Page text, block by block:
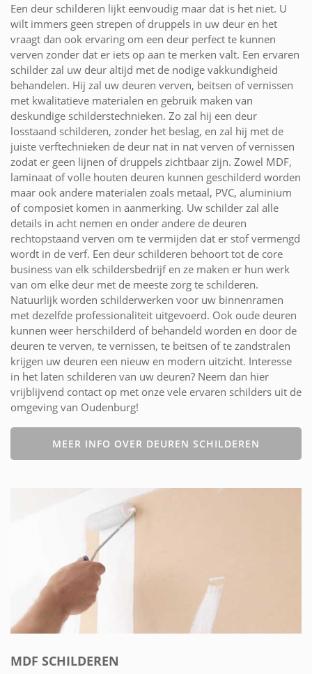
Een deur schilderen lijkt eenvoudig maar dat is het niet. U
wilt immers geen strepen of druppels in uw deur en het
vraagt dan ook ervaring om een deur perfect te kunnen
verven zonder dat er iets op aan te merken valt. Een ervaren
schilder zal uw deur altijd met de nodige vakkundigheid
behandelen. Hij zal uw deuren verven, beitsen of vernissen
met kwalitatieve materialen en gebruik maken van
deskundige schilderstechnieken. Zo zal hij een deur
losstaand schilderen, zonder het beslag, en zal hij met de
juiste verftechnieken de deur nat in nat verven of vernissen
zodat er geen lijnen of druppels zichtbaar zijn. Zowel MDF,
laminaat of volle houten deuren kunnen geschilderd worden
maar ook andere materialen zoals metaal, PVC, aluminium
of composiet komen in aanmerking. Uw schilder zal alle
details in acht nemen en onder andere de deuren
rechtopstaand verven om te vermijden dat er stof vermengd
wordt in de verf. Een deur schilderen behoort tot de core
business van elk schildersbedrijf en ze maken er hun werk
van om elke deur met de meeste zorg te schilderen.
Natuurlijk worden schilderwerken voor uw binnenramen
met dezelfde professionaliteit uitgevoerd. Ook oude deuren
kunnen weer herschilderd of behandeld worden en door de
deuren te verven, te vernissen, te beitsen of te zandstralen
krijgen uw deuren een nieuw en modern uitzicht. Interesse
in het laten schilderen van uw deuren? Neem dan hier
vrijblijvend contact op met onze vele ervaren schilders uit de
omgeving van Oudenburg!
MEER INFO OVER DEUREN SCHILDEREN
MDF SCHILDEREN